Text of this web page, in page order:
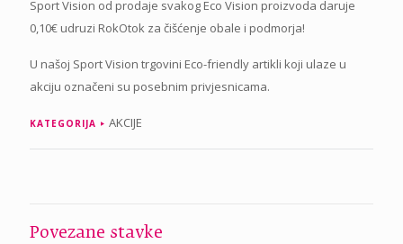
Sport Vision od prodaje svakog Eco Vision proizvoda daruje
0,10€ udruzi RokOtok za čišćenje obale i podmorja!
U našoj Sport Vision trgovini Eco-friendly artikli koji ulaze u
akciju označeni su posebnim privjesnicama.
KATEGORIJA AKCIJE
Povezane stavke